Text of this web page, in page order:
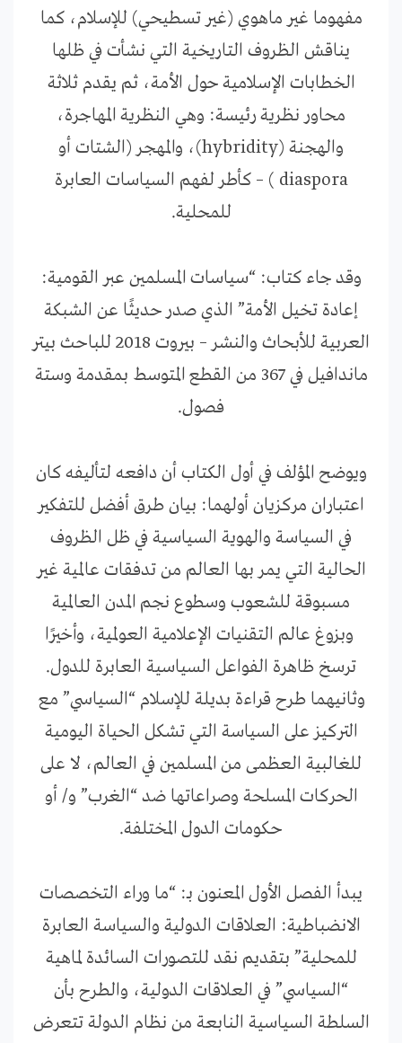
مفهوما غير ماهوي (غير تسطيحي) للإسلام، كما
يناقش الظروف التاريخية التي نشأت في ظلها
الخطابات الإسلامية حول الأمة، ثم يقدم ثلاثة
محاور نظرية رئيسة: وهي النظرية المهاجرة،
والهجنة (hybridity)، والمهجر (الشتات أو
diaspora ) – كأطر لفهم السياسات العابرة
للمحلية.
وقد جاء كتاب: “سياسات المسلمين عبر القومية:
إعادة تخيل الأمة” الذي صدر حديثًا عن الشبكة
العربية للأبحاث والنشر – بيروت 2018 للباحث بيتر
ماندافيل في 367 من القطع المتوسط بمقدمة وستة
فصول.
ويوضح المؤلف في أول الكتاب أن دافعه لتأليفه كان
اعتباران مركزيان أولهما: بيان طرق أفضل للتفكير
في السياسة والهوية السياسية في ظل الظروف
الحالية التي يمر بها العالم من تدفقات عالمية غير
مسبوقة للشعوب وسطوع نجم المدن العالمية
وبزوغ عالم التقنيات الإعلامية العولمية، وأخيرًا
ترسخ ظاهرة الفواعل السياسية العابرة للدول.
وثانيهما طرح قراءة بديلة للإسلام “السياسي” مع
التركيز على السياسة التي تشكل الحياة اليومية
للغالبية العظمى من المسلمين في العالم، لا على
الحركات المسلحة وصراعاتها ضد “الغرب” و/ أو
حكومات الدول المختلفة.
يبدأ الفصل الأول المعنون بـ: “ما وراء التخصصات
الانضباطية: العلاقات الدولية والسياسة العابرة
للمحلية” بتقديم نقد للتصورات السائدة لماهية
“السياسي” في العلاقات الدولية، والطرح بأن
السلطة السياسية النابعة من نظام الدولة تتعرض